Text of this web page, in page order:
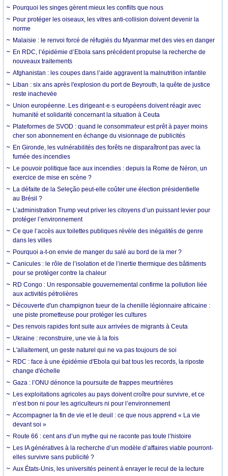
Pourquoi les singes gèrent mieux les conflits que nous
Pour protéger les oiseaux, les vitres anti-collision doivent devenir la
norme
Malaisie : le renvoi forcé de réfugiés du Myanmar met des vies en danger
En RDC, l’épidémie d’Ebola sans précédent propulse la recherche de
nouveaux traitements
Afghanistan : les coupes dans l’aide aggravent la malnutrition infantile
Liban : six ans après l'explosion du port de Beyrouth, la quête de justice
reste inachevée
Union européenne. Les dirigeant·e·s européens doivent réagir avec
humanité et solidarité concernant la situation à Ceuta
Plateformes de SVOD : quand le consommateur est prêt à payer moins
cher son abonnement en échange du visionnage de publicités
En Gironde, les vulnérabilités des forêts ne disparaîtront pas avec la
fumée des incendies
Le pouvoir politique face aux incendies : depuis la Rome de Néron, un
exercice de mise en scène ?
La défaite de la Seleção peut-elle coûter une élection présidentielle
au Brésil ?
L’administration Trump veut priver les citoyens d’un puissant levier pour
protéger l’environnement
Ce que l’accès aux toilettes publiques révèle des inégalités de genre
dans les villes
Pourquoi a-t-on envie de manger du salé au bord de la mer ?
Canicules : le rôle de l’isolation et de l’inertie thermique des bâtiments
pour se protéger contre la chaleur
RD Congo : Un responsable gouvernemental confirme la pollution liée
aux activités pétrolières
Découverte d'un champignon tueur de la chenille légionnaire africaine :
une piste prometteuse pour protéger les cultures
Des renvois rapides font suite aux arrivées de migrants à Ceuta
Ukraine : reconstruire, une vie à la fois
L'allaitement, un geste naturel qui ne va pas toujours de soi
RDC : face à une épidémie d'Ebola qui bat tous les records, la riposte
change d'échelle
Gaza : l’ONU dénonce la poursuite de frappes meurtrières
Les exploitations agricoles au pays doivent croître pour survivre, et ce
n’est bon ni pour les agriculteurs ni pour l’environnement
Accompagner la fin de vie et le deuil : ce que nous apprend « La vie
devant soi »
Route 66 : cent ans d’un mythe qui ne raconte pas toute l’histoire
Les IA génératives à la recherche d’un modèle d’affaires viable pourront-
elles survivre sans publicité ?
Aux États-Unis, les universités peinent à enrayer le recul de la lecture